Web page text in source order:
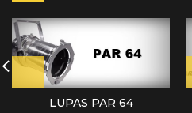
LUPAS PAR 64